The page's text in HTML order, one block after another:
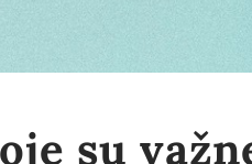
su